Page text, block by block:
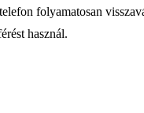
folyamatosan
használ.